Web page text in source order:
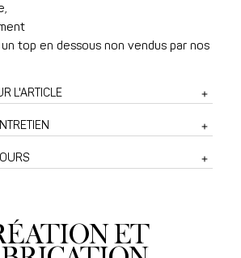
top en dessous non vendus par nos
L'ARTICLE
ET